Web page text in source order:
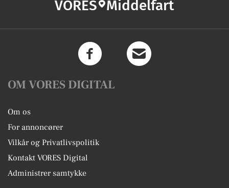
VORES Middelfart
OM VORES DIGITAL
Om os
For annoncører
Vilkår og Privatlivspolitik
Kontakt VORES Digital
Administrer samtykke